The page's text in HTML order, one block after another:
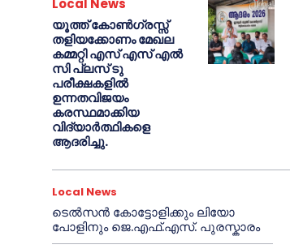
Local News
യൂത്ത് കോൺഗ്രസ്സ്
തളിയക്കോണം മേഖല
കമ്മറ്റി എസ് എസ് എൽ
സി പ്ലസ് ടു
പരീക്ഷകളിൽ
ഉന്നതവിജയം
കരസ്ഥമാക്കിയ
വിദ്യാർത്ഥികളെ
ആദരിച്ചു.
Local News
ടെൽസൻ കോട്ടോളിക്കും ലിയോ
പോളിനും ജെ.എഫ്.എസ്. പുരസ്കാരം